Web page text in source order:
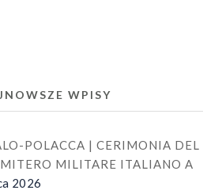
WPISY
POLACCA | CERIMONIA DEL
MILITARE ITALIANO A
2026